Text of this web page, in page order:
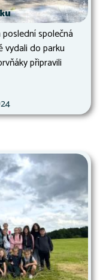
společná
vydali do parku
připravili